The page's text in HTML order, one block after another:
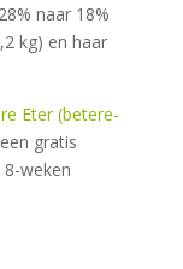
naar 18%
kg) en haar
Eter (betere-
gratis
weken